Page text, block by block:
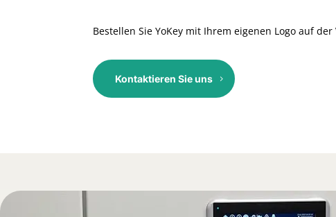
Bestellen Sie YoKey mit Ihrem eigenen Logo auf
Kontaktieren Sie uns